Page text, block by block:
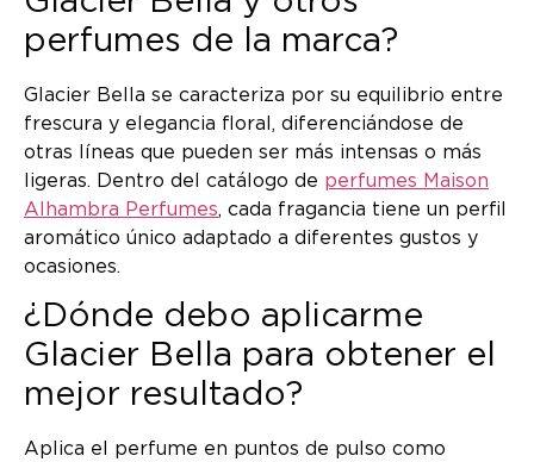
perfumes de la marca?
Glacier Bella se caracteriza por su equilibrio entre
frescura y elegancia floral, diferenciándose de
otras líneas que pueden ser más intensas o más
ligeras. Dentro del catálogo de perfumes Maison
Alhambra Perfumes, cada fragancia tiene un perfil
aromático único adaptado a diferentes gustos y
ocasiones.
¿Dónde debo aplicarme
Glacier Bella para obtener el
mejor resultado?
Aplica el perfume en puntos de pulso como